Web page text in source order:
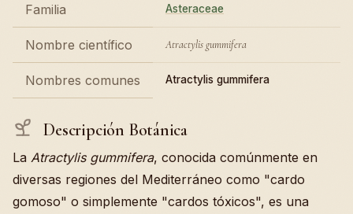
Familia Asteraceae
Nombre científico Atractylis gummifera
Nombres comunes Atractylis gummifera
Descripción Botánica
La Atractylis gummifera, conocida comúnmente en
diversas regiones del Mediterráneo como "cardo
gomoso" o simplemente "cardos tóxicos", es una